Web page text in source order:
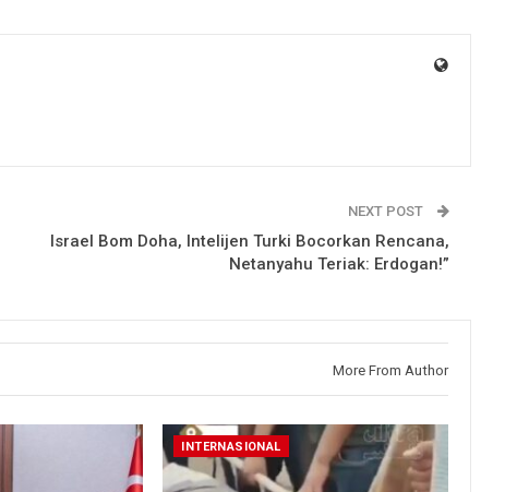
NEXT POST
Israel Bom Doha, Intelijen Turki Bocorkan Rencana,
Netanyahu Teriak: Erdogan!”
More From Author
INTERNASIONAL